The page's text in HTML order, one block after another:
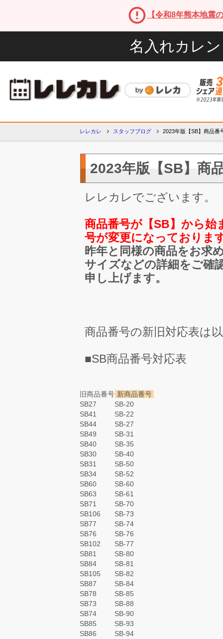
【令和8年熊本地震
名入れカレ
レレカレ スタッフブログ 2023年版【SB】商品番
2023年版【SB】商
レレカレでございます。
商品番号が【SB】から始
号が変更になっておりま
昨年と同様の商品をお求
サイズなどの詳細をご確
申し上げます。
商品番号の新旧対応表は
■SB商品番号対応表
旧商品番号 新商品番号
SB27
SB-20
SB41
SB-22
SB44
SB-27
SB49
SB-31
SB40
SB-35
SB30
SB-40
SB31
SB-50
SB34
SB-52
SB60
SB-60
SB63
SB-61
SB71
SB-70
SB106
SB-73
SB77
SB-74
SB76
SB-76
SB102
SB-77
SB81
SB-80
SB84
SB-81
SB105
SB-82
SB87
SB-84
SB78
SB-85
SB73
SB-88
SB74
SB-90
SB85
SB-93
SB86
SB-94